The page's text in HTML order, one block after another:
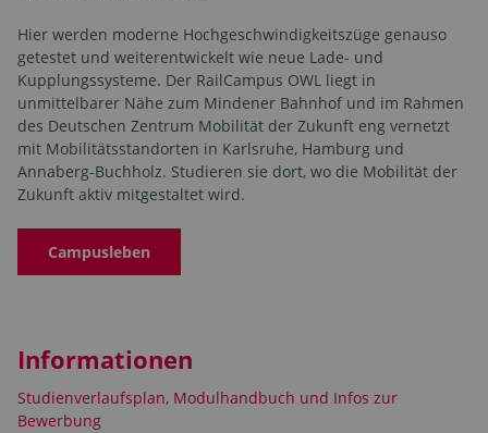
Hier werden moderne Hochgeschwindigkeitszüge genauso
getestet und weiterentwickelt wie neue Lade- und
Kupplungssysteme. Der RailCampus OWL liegt in
unmittelbarer Nähe zum Mindener Bahnhof und im Rahmen
des Deutschen Zentrum Mobilität der Zukunft eng vernetzt
mit Mobilitätsstandorten in Karlsruhe, Hamburg und
Annaberg-Buchholz. Studieren sie dort, wo die Mobilität der
Zukunft aktiv mitgestaltet wird.
Campusleben
Informationen
Studienverlaufsplan, Modulhandbuch und Infos zur
Bewerbung